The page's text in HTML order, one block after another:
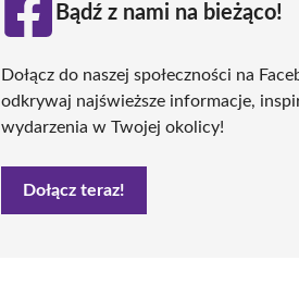
Bądź z nami na bieżąco!
Dołącz do naszej społeczności na
odkrywaj najświeższe informacje,
wydarzenia w Twojej okolicy!
Dołącz teraz!